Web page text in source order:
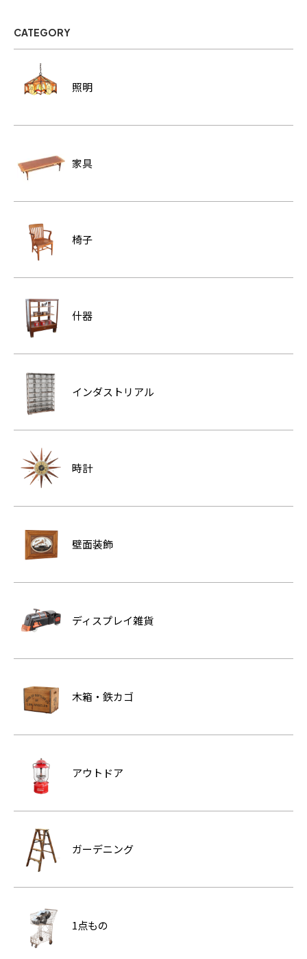
CATEGORY
照明
家具
椅子
什器
インダストリアル
時計
壁面装飾
ディスプレイ雑貨
木箱・鉄カゴ
アウトドア
ガーデニング
1点もの